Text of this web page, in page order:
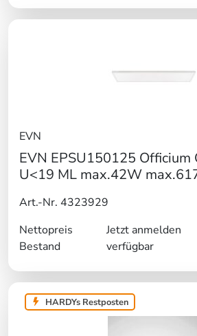
EVN
EVN EPSU150125 Officium
U<19 ML max.42W
Art.-Nr. 4323929
Nettopreis
Jetzt anmelden
Bestand
verfügbar
HARDYs Restposten